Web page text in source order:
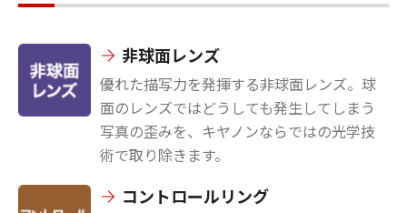
非球面レンズ
優れた描写力を発揮する非球面レンズ。球
面のレンズではどうしても発生してしまう
写真の歪みを、キヤノンならではの光学技
術で取り除きます。
コントロールリング